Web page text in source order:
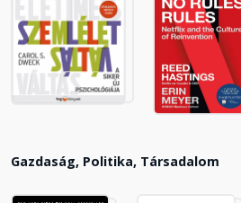
Gazdaság, Politika, Társadalom